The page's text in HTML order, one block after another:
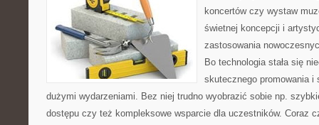
koncertów czy wystaw
świetnej koncepcji i
zastosowania
Bo technologia stała się
skutecznego promowania i
dużymi wydarzeniami. Bez niej trudno wyobrazić sobie np.
dostępu czy też kompleksowe wsparcie dla uczestników. Coraz